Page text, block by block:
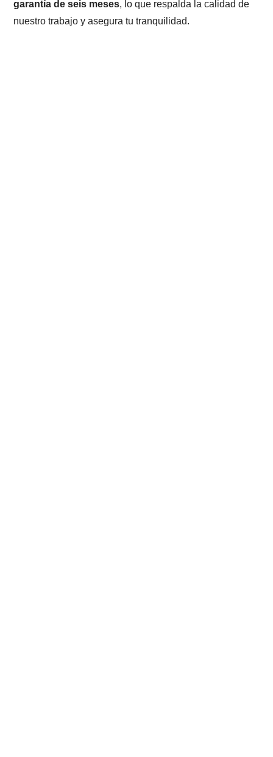
garantía de seis meses, lo que respalda la calidad de
nuestro trabajo y asegura tu tranquilidad.